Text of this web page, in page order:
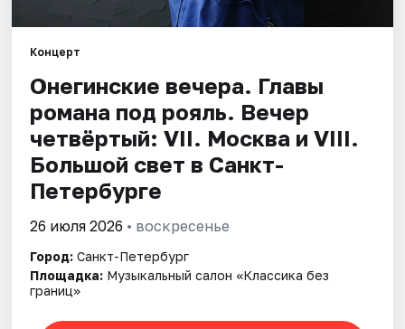
Площадки
Артисты
Рейтинги
Концерт
Онегинские вечера. Главы
романа под рояль. Вечер
четвёртый: VII. Москва и VIII.
Большой свет в Санкт-
Петербурге
26 июля 2026 • воскресенье
Город: Санкт-Петербург
Площадка: Музыкальный салон «Классика без
границ»